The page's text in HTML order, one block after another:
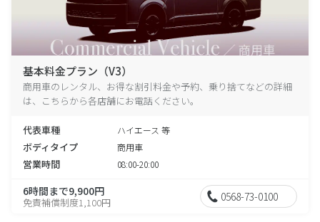
基本料金プラン（V3）
商用車のレンタル、お得な割引料金や予約、乗り捨てなどの詳細
は、こちらから各店舗にお電話ください。
代表車種 ハイエース 等
ボディタイプ 商用車
営業時間 08:00-20:00
6時間まで9,900円
免責補償制度1,100円 0568-73-0100